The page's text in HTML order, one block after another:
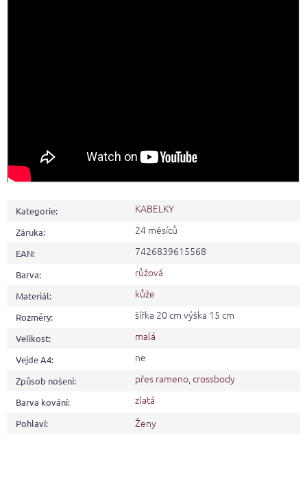
Kategorie: KABELKY
Záruka: 24 měsíců
EAN: 7426839615568
Barva: růžová
Materiál: kůže
Rozměry: šířka 20 cm výška 15 cm
Velikost: malá
Vejde A4: ne
Způsob nošení: přes rameno,crossbody
Barva kování: zlatá
Pohlaví: Ženy